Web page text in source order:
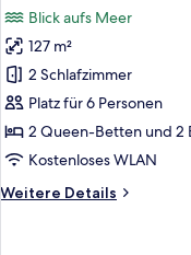
für
Deluxe-
Suite,
eigener
Pool,
Meerblick
Blick aufs Meer
127 m²
2 Schlafzimmer
Platz für 6 Personen
2 Queen-Betten und 2
Kostenloses WLAN
Weitere Details
Weitere